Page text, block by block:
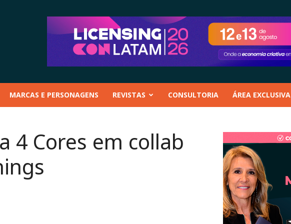
MARCAS E PERSONAGENS REVISTAS CONSULTORIA ÁREA EXCLUSIVA
4 Cores em collab